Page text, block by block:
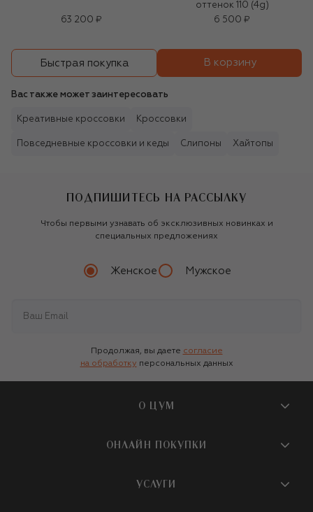
63 200 ₽
оттенок 110 (4g)
6 500 ₽
Быстрая покупка В корзину
Вас также может заинтересовать
Креативные кроссовки Кроссовки
Повседневные кроссовки и кеды Слипоны Хайтопы
ПОДПИШИТЕСЬ НА РАССЫЛКУ
Чтобы первыми узнавать об эксклюзивных новинках и
специальных предложениях
Женское Мужское
Продолжая, вы даете согласие
на обработку персональных данных
О ЦУМ
О магазине
Бутики и ПВЗ ЦУМ
ОНЛАЙН ПОКУПКИ
УСЛУГИ